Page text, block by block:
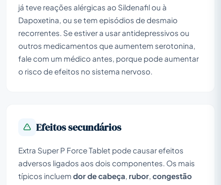
já teve reações alérgicas ao Sildenafil ou à
Dapoxetina, ou se tem episódios de desmaio
recorrentes. Se estiver a usar antidepressivos ou
outros medicamentos que aumentem serotonina,
fale com um médico antes, porque pode aumentar
o risco de efeitos no sistema nervoso.
Efeitos secundários
Extra Super P Force Tablet pode causar efeitos
adversos ligados aos dois componentes. Os mais
típicos incluem dor de cabeça, rubor, congestão